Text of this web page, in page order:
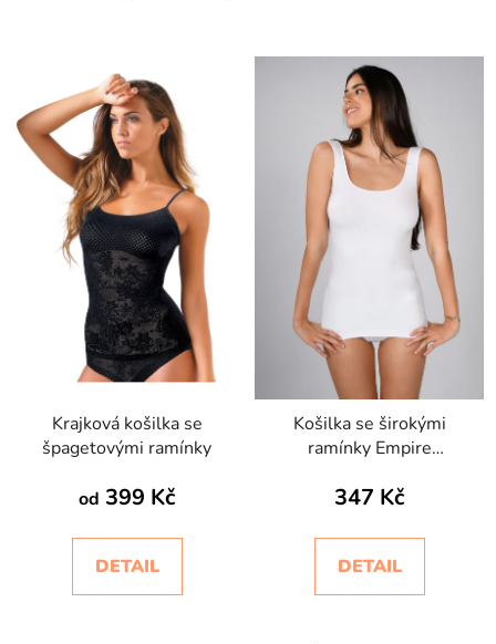
Krajková košilka se
špagetovými ramínky
od 399 Kč
DETAIL
Košilka se širokými
ramínky Empire
347 Kč
DETAIL